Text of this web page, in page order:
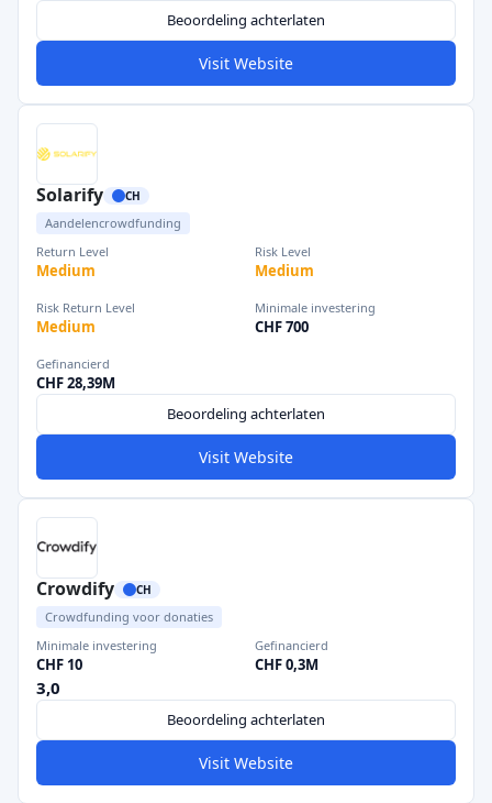
Beoordeling achterlaten
Visit Website
Solarify CH
Aandelencrowdfunding
Return Level
Medium
Risk Level
Medium
Risk Return Level
Medium
Minimale investering
CHF 700
Gefinancierd
CHF 28,39M
Beoordeling achterlaten
Visit Website
Crowdify CH
Crowdfunding voor donaties
Minimale investering
CHF 10
Gefinancierd
CHF 0,3M
3,0
Beoordeling achterlaten
Visit Website